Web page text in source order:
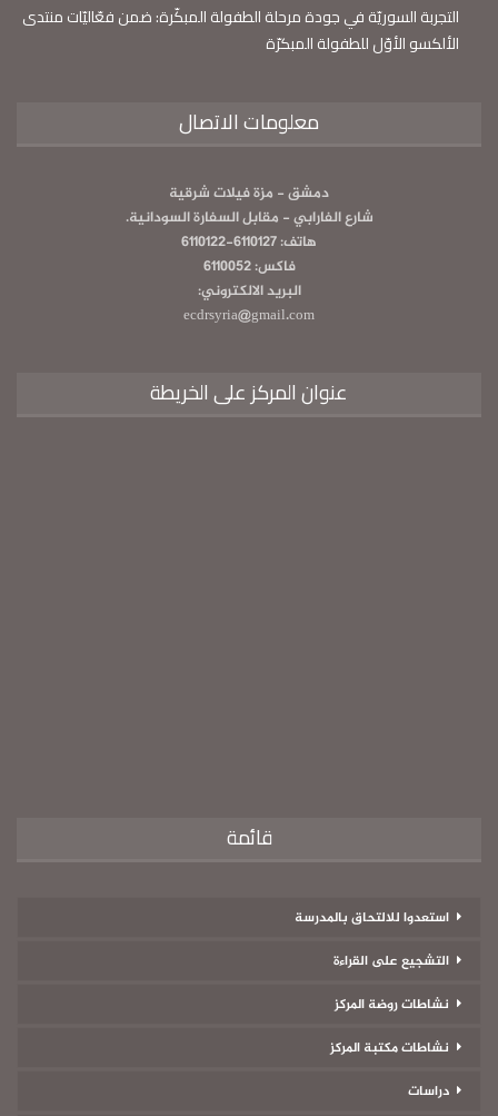
التجربة السوريّة في جودة مرحلة الطفولة المبكّرة: ضمن فعّاليّات منتدى
الألكسو الأوّل للطفولة المبكرّة
معلومات الاتصال
دمشق - مزة فيلات شرقية
شارع الفارابي - مقابل السفارة السودانية.
هاتف: 6110127-6110122
فاكس: 6110052
البريد الالكتروني:
ecdrsyria@gmail.com
عنوان المركز على الخريطة
قائمة
استعدوا للالتحاق بالمدرسة
التشجيع على القراءة
نشاطات روضة المركز
نشاطات مكتبة المركز
دراسات